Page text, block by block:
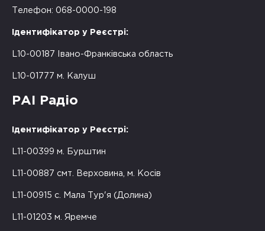
Телефон: 068-0000-198
Ідентифікатор у Реєстрі:
L10-00187 Івано-Франківська область
L10-01777 м. Калуш
РАІ Радіо
Ідентифікатор у Реєстрі:
L11-00399 м. Бурштин
L11-00887 смт. Верховина, м. Косів
L11-00915 с. Мала Тур'я (Долина)
L11-01203 м. Яремче